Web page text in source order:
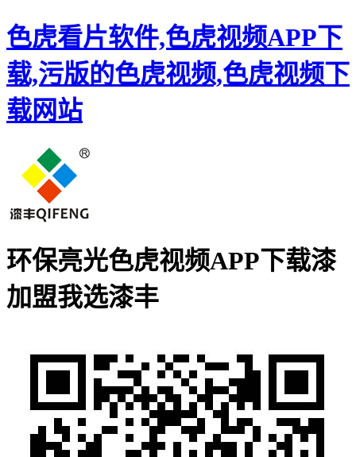
色虎看片软件,色虎视频APP下
载,污版的色虎视频,色虎视频下
载网站
环保亮光色虎视频APP下载漆
加盟我选漆丰